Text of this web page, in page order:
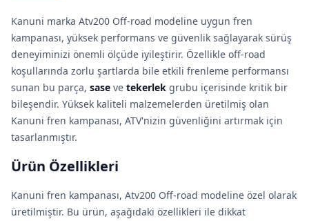
Kanuni marka Atv200 Off-road modeline uygun fren
kampanası, yüksek performans ve güvenlik sağlayarak sürüş
deneyiminizi önemli ölçüde iyileştirir. Özellikle off-road
koşullarında zorlu şartlarda bile etkili frenleme performansı
sunan bu parça, sase ve tekerlek grubu içerisinde kritik bir
bileşendir. Yüksek kaliteli malzemelerden üretilmiş olan
Kanuni fren kampanası, ATV'nizin güvenliğini artırmak için
tasarlanmıştır.
Ürün Özellikleri
Kanuni fren kampanası, Atv200 Off-road modeline özel olarak
üretilmiştir. Bu ürün, aşağıdaki özellikleri ile dikkat